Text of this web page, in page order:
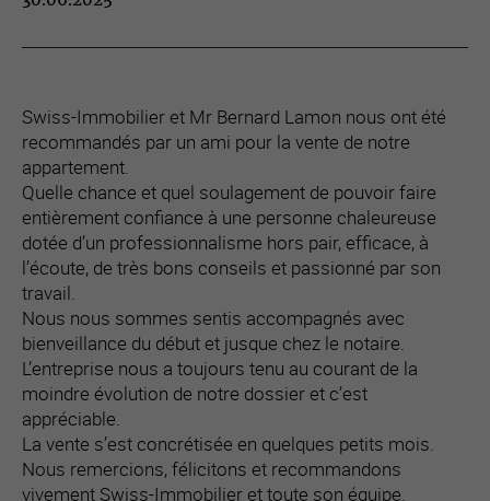
Swiss-Immobilier et Mr Bernard Lamon nous ont été
recommandés par un ami pour la vente de notre
appartement.
Quelle chance et quel soulagement de pouvoir faire
entièrement confiance à une personne chaleureuse
dotée d’un professionnalisme hors pair, efficace, à
l’écoute, de très bons conseils et passionné par son
travail.
Nous nous sommes sentis accompagnés avec
bienveillance du début et jusque chez le notaire.
L’entreprise nous a toujours tenu au courant de la
moindre évolution de notre dossier et c’est
appréciable.
La vente s’est concrétisée en quelques petits mois.
Nous remercions, félicitons et recommandons
vivement Swiss-Immobilier et toute son équipe.